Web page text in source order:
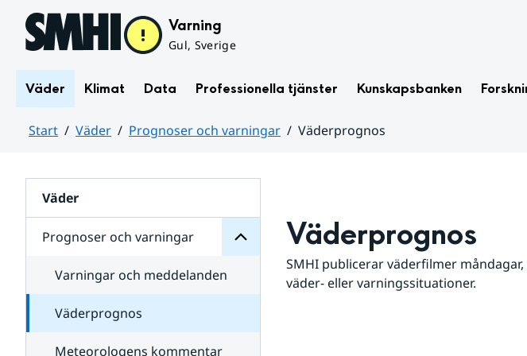
Hoppa till sidans innehåll Varning
Gul, Sverige
Väder Klimat Data Professionella tjänster Kunskapsbanken
Start Väder Prognoser och varningar
Väderprognos
Väder
Prognoser och varningar
för
varningar
Varningar och meddelanden
Väderprognos
Meteorologens kommentar
Väderprognos
SMHI publicerar väderfilmer
väder- eller varningssituationer.